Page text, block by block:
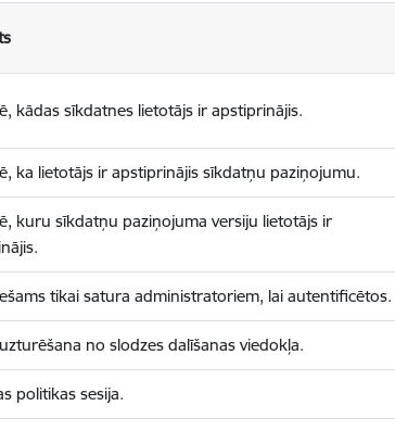
kādas sīkdatnes lietotājs ir apstiprinājis.
ka lietotājs ir apstiprinājis sīkdatņu paziņojumu.
kuru sīkdatņu paziņojuma versiju lietotājs ir
tikai satura administratoriem, lai autentificētos.
no slodzes dalīšanas viedokļa.
politikas sesija.